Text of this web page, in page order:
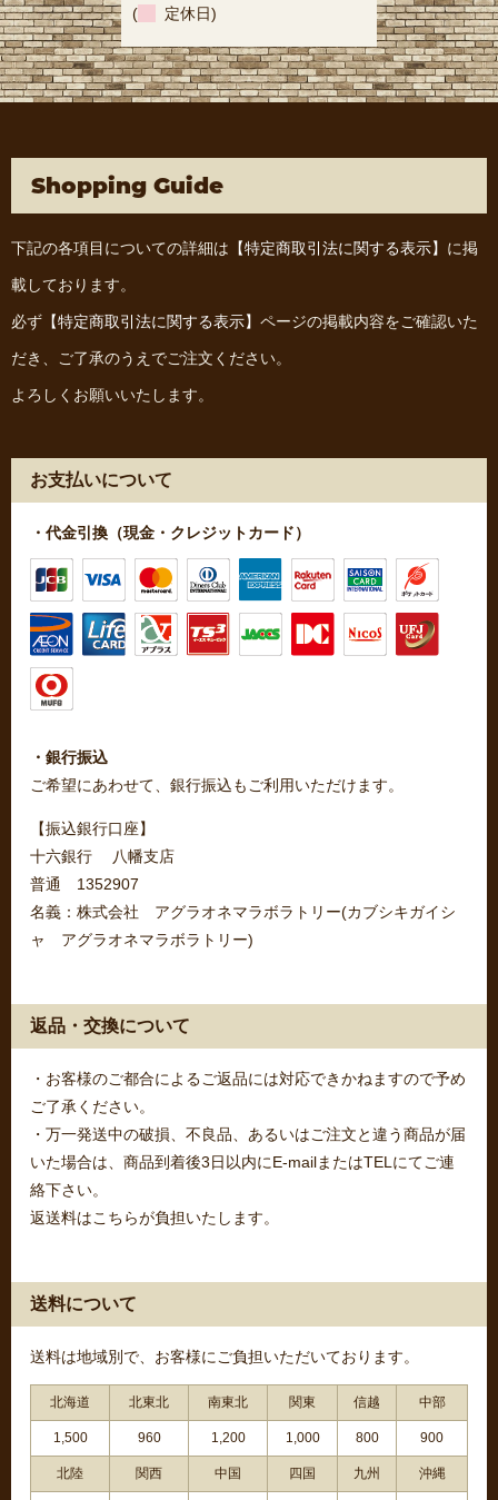
( 定休日)
Shopping Guide
下記の各項目についての詳細は 【特定商取引法に関する表示】 に掲
載しております。
必ず 【特定商取引法に関する表示】 ページの掲載内容をご確認いた
だき、ご了承のうえでご注文ください。
よろしくお願いいたします。
お支払いについて
・代金引換（現金・クレジットカード）
・銀行振込
ご希望にあわせて、銀行振込もご利用いただけます。
【振込銀行口座】
十六銀行 八幡支店
普通 1352907
名義：株式会社 アグラオネマラボラトリー(カブシキガイシ
ャ アグラオネマラボラトリー)
返品・交換について
・お客様のご都合によるご返品には対応できかねますので予め
ご了承ください。
・万一発送中の破損、不良品、あるいはご注文と違う商品が届
いた場合は、商品到着後3日以内にE-mailまたはTELにてご連
絡下さい。
返送料はこちらが負担いたします。
送料について
送料は地域別で、お客様にご負担いただいております。
北海道 北東北 南東北 関東 信越 中部
1,500 960 1,200 1,000 800 900
北陸 関西 中国 四国 九州 沖縄